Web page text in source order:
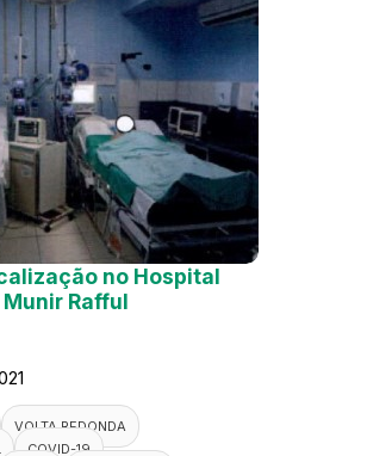
no Hospital
Rafful
VOLTA REDONDA
COVID-19